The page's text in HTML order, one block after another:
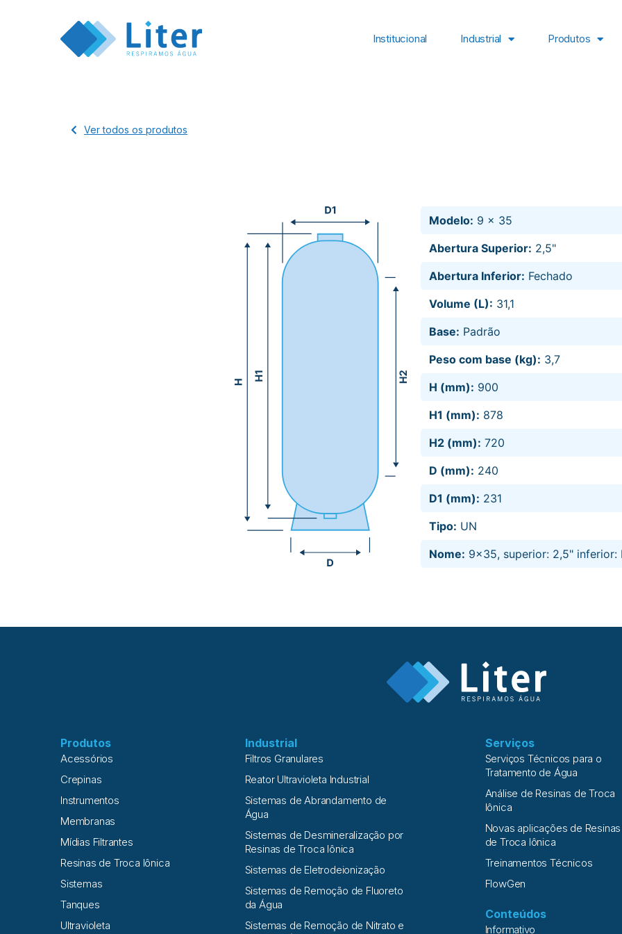
Institucional Industrial Produtos
Ver todos os produtos
Modelo: 9 x 35
Abertura Superior: 2,5"
Abertura Inferior: Fechado
Volume (L): 31,1
Base: Padrão
Peso com base (kg): 3,7
H (mm): 900
H1 (mm): 878
H2 (mm): 720
D (mm): 240
D1 (mm): 231
Tipo: UN
Nome: 9x35, superior: 2,5" inferior:
Produtos
Acessórios
Crepinas
Instrumentos
Membranas
Mídias Filtrantes
Resinas de Troca Iônica
Sistemas
Tanques
Ultravioleta
Industrial
Filtros Granulares
Reator Ultravioleta Industrial
Sistemas de Abrandamento de
Água
Sistemas de Desmineralização por
Resinas de Troca Iônica
Sistemas de Eletrodeionização
Sistemas de Remoção de Fluoreto
da Água
Sistemas de Remoção de Nitrato e
Serviços
Serviços Técnicos para o
Tratamento de Água
Análise de Resinas de Troca
Iônica
Novas aplicações de Resinas
de Troca Iônica
Treinamentos Técnicos
FlowGen
Conteúdos
Informativo